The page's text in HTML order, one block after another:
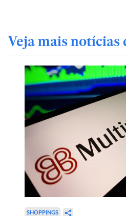
Veja mais notícias
SHOPPINGS